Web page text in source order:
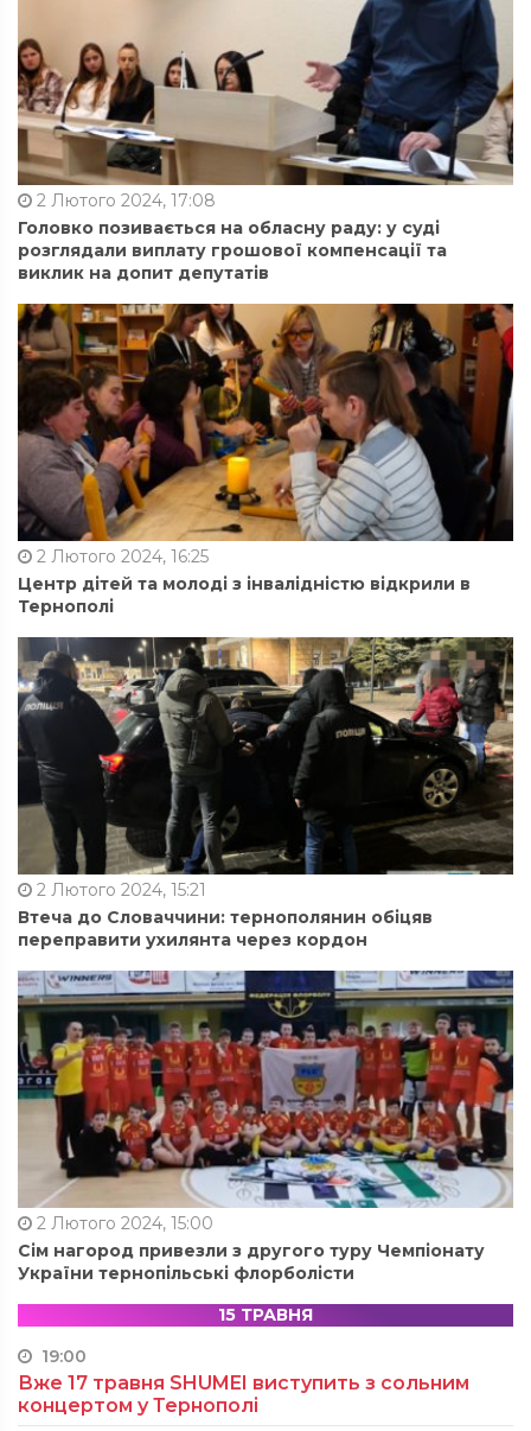
2 Лютого 2024, 17:08
Головко позивається на обласну раду: у суді
розглядали виплату грошової компенсації та
виклик на допит депутатів
2 Лютого 2024, 16:25
Центр дітей та молоді з інвалідністю відкрили в
Тернополі
2 Лютого 2024, 15:21
Втеча до Словаччини: тернополянин обіцяв
переправити ухилянта через кордон
2 Лютого 2024, 15:00
Сім нагород привезли з другого туру Чемпіонату
України тернопільські флорболісти
15 ТРАВНЯ
19:00
Вже 17 травня SHUMEI виступить з сольним
концертом у Тернополі